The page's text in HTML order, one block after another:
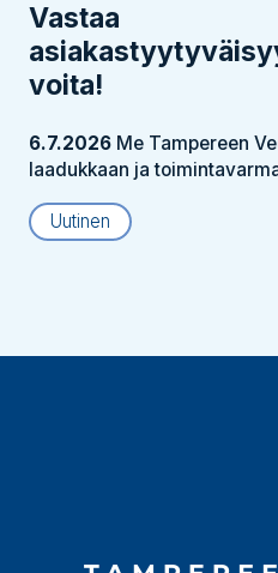
Vastaa
voita!
6.7.2026 Me Tampereen
laadukkaan ja
Uutinen